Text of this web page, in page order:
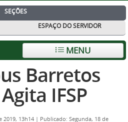
SEÇÕES
ESPAÇO DO SERVIDOR
MENU
Barretos
IFSP
2019, 13h14 | Publicado: Segunda, 18 de